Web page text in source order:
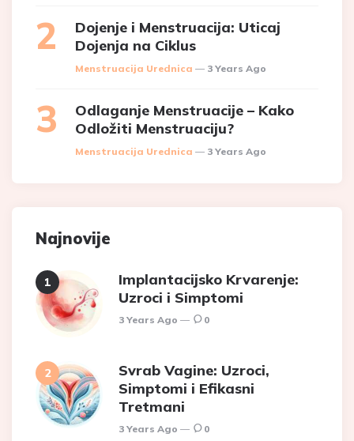
Dojenje i Menstruacija: Uticaj
Dojenja na Ciklus
Posted
Menstruacija Urednica 3 Years Ago
Odlaganje Menstruacije – Kako
Odložiti Menstruaciju?
Posted
Menstruacija Urednica 3 Years Ago
Najnovije
Implantacijsko Krvarenje:
Uzroci i Simptomi
3 Years Ago 0
Svrab Vagine: Uzroci,
Simptomi i Efikasni
Tretmani
3 Years Ago 0